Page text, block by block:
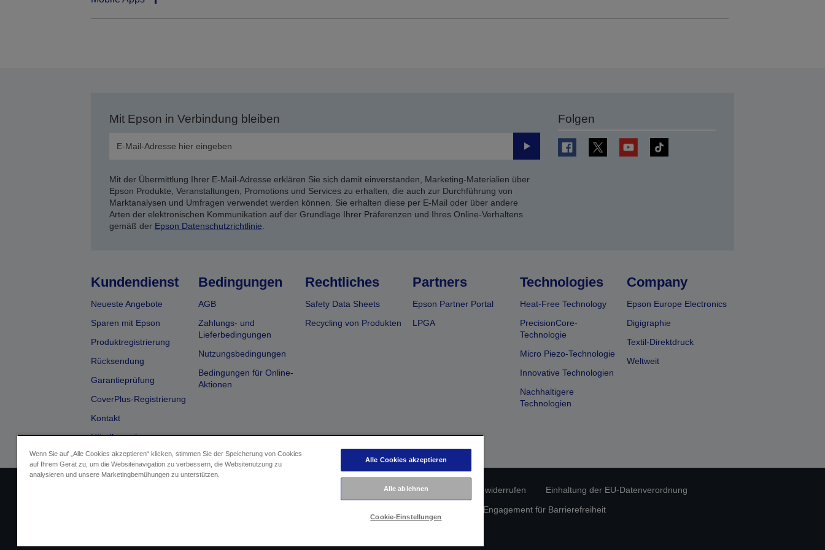
Mit Epson in Verbindung bleiben
Senden
Mit der Übermittlung Ihrer E-Mail-Adresse erklären Sie sich damit einverstanden, Marketing-Materialien über
Epson Produkte, Veranstaltungen, Promotions und Services zu erhalten, die auch zur Durchführung von
Marktanalysen und Umfragen verwendet werden können. Sie erhalten diese per E-Mail oder über andere
Arten der elektronischen Kommunikation auf der Grundlage Ihrer Präferenzen und Ihres Online-Verhaltens
gemäß der Epson Datenschutzrichtlinie.
Folgen
Kundendienst
Neueste Angebote
Sparen mit Epson
Produktregistrierung
Rücksendung
Garantieprüfung
CoverPlus-Registrierung
Kontakt
Händlersuche
Bedingungen
AGB
Zahlungs- und
Lieferbedingungen
Nutzungsbedingungen
Bedingungen für Online-
Aktionen
Rechtliches
Safety Data Sheets
Recycling von Produkten
Partners
Epson Partner Portal
LPGA
Technologies
Heat-Free Technology
PrecisionCore-
Technologie
Micro Piezo-Technologie
Innovative Technologien
Nachhaltigere
Technologien
Company
Epson Europe Electronics
Digigraphie
Textil-Direktdruck
Weltweit
Datenschutzrichtlinie Vertrag widerrufen
Einhaltung der EU-Datenverordnung
Epson Engagement für Barrierefreiheit
Wenn Sie auf „Alle Cookies akzeptieren“ klicken, stimmen Sie der Speicherung von Cookies
auf Ihrem Gerät zu, um die Websitenavigation zu verbessern, die Websitenutzung zu
analysieren und unsere Marketingbemühungen zu unterstützen.
Alle Cookies akzeptieren
Alle ablehnen
Cookie-Einstellungen